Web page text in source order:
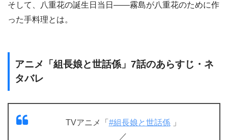
そして、八重花の誕生日当日――霧島が八重花のために作
った手料理とは。
アニメ「組長娘と世話係」7話のあらすじ・ネ
タバレ
TVアニメ「 #組長娘と世話係」
／